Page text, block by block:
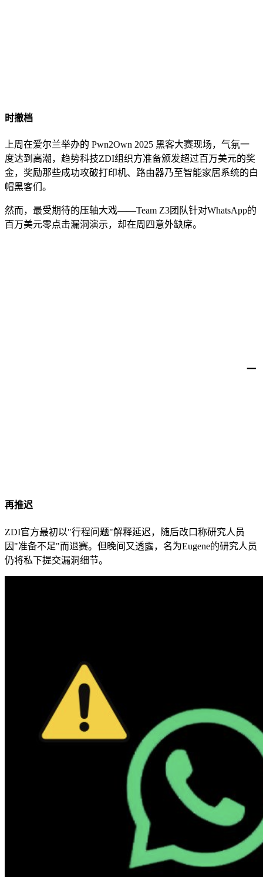
时撤档
上周在爱尔兰举办的 Pwn2Own 2025 黑客大赛现场，气氛一
度达到高潮，趋势科技ZDI组织方准备颁发超过百万美元的奖
金，奖励那些成功攻破打印机、路由器乃至智能家居系统的白
帽黑客们。
然而，最受期待的压轴大戏——Team Z3团队针对WhatsApp的
百万美元零点击漏洞演示，却在周四意外缺席。
一
再推迟
ZDI官方最初以"行程问题"解释延迟，随后改口称研究人员
因"准备不足"而退赛。但晚间又透露，名为Eugene的研究人员
仍将私下提交漏洞细节。